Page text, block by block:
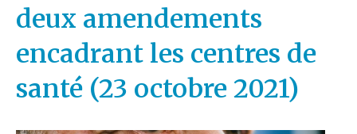
deux amendements
encadrant les centres de
santé (23 octobre 2021)